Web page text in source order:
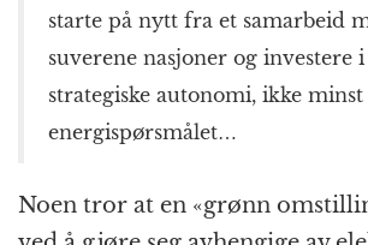
starte på nytt fra et samarbeid
suverene nasjoner og investere
strategiske autonomi, ikke
energispørsmålet…
Noen tror at en «grønn